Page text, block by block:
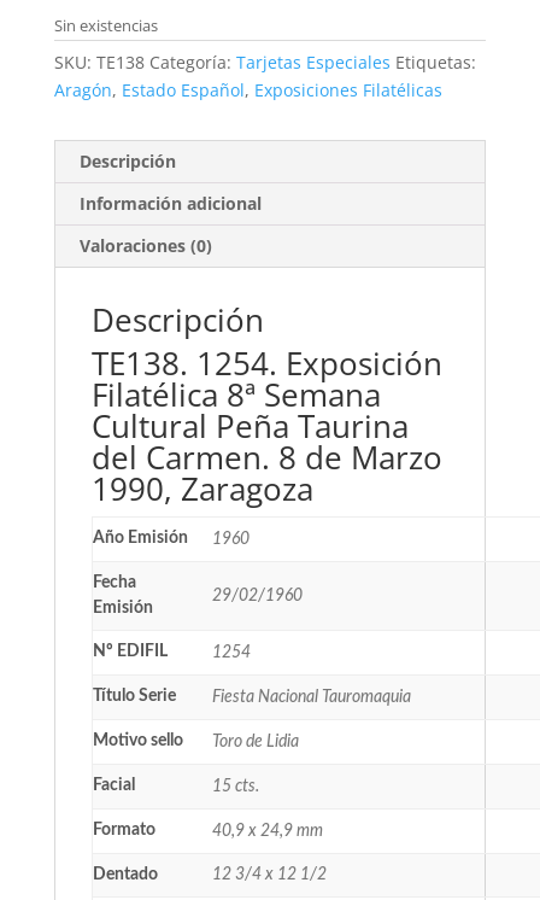
Sin existencias
SKU: TE138 Categoría: Tarjetas Especiales Etiquetas:
Aragón, Estado Español, Exposiciones Filatélicas
Descripción
Información adicional
Valoraciones (0)
Descripción
TE138. 1254. Exposición
Filatélica 8ª Semana
Cultural Peña Taurina
del Carmen. 8 de Marzo
1990, Zaragoza
Año Emisión 1960
Fecha
Emisión
29/02/1960
Nº EDIFIL 1254
Título Serie Fiesta Nacional Tauromaquia
Motivo sello Toro de Lidia
Facial 15 cts.
Formato 40,9 x 24,9 mm
Dentado 12 3/4 x 12 1/2